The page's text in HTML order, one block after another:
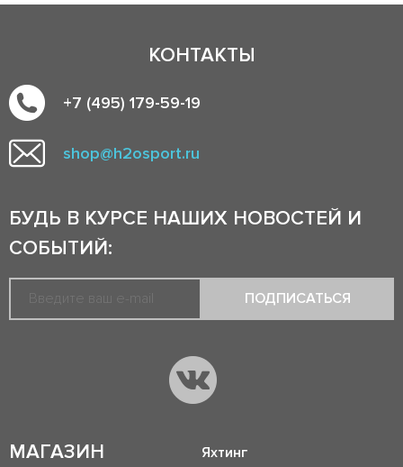
КОНТАКТЫ
+7 (495) 179-59-19
shop@h2osport.ru
БУДЬ В КУРСЕ НАШИХ НОВОСТЕЙ И
СОБЫТИЙ:
ПОДПИСАТЬСЯ
МАГАЗИН
Яхтинг